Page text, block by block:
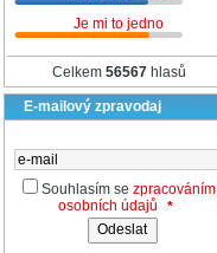
Je mi to jedno
Celkem 56567hlasů
E-mailový zpravodaj
Souhlasím se zpracováním
osobních údajů
*